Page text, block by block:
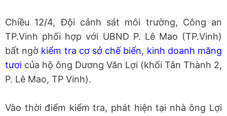
Chiều 12/4, Đội cảnh sát môi trường, Công an
TP.Vinh phối hợp với UBND P. Lê Mao (TP.Vinh)
bất ngờ kiểm tra cơ sở chế biến, kinh doanh măng
tươi của hộ ông Dương Văn Lợi (khối Tân Thành 2,
P. Lê Mao, TP Vinh).
Vào thời điểm kiểm tra, phát hiện tại nhà ông Lợi